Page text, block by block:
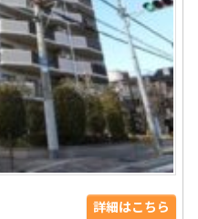
詳細はこちら